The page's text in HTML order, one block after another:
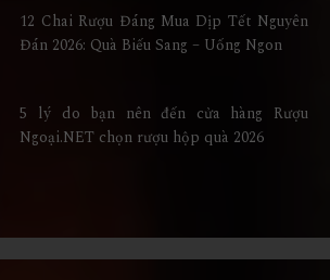
12 Chai Rượu Đáng Mua Dịp Tết Nguyên
Đán 2026: Quà Biếu Sang – Uống Ngon
5 lý do bạn nên đến cửa hàng Rượu
Ngoại.NET chọn rượu hộp quà 2026